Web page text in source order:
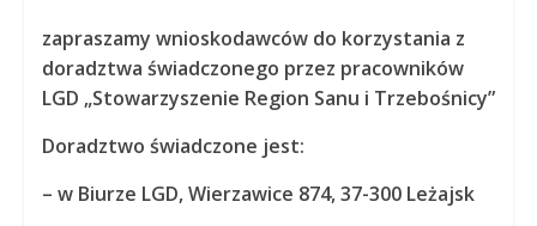
zapraszamy wnioskodawców do korzystania z
doradztwa świadczonego przez pracowników
LGD „Stowarzyszenie Region Sanu i Trzebośnicy”
Doradztwo świadczone jest:
– w Biurze LGD, Wierzawice 874, 37-300 Leżajsk